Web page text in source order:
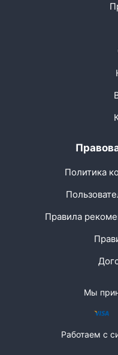
Политика
Правила
Мы
Работаем с